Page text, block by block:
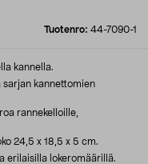
Tuotenro: 44-7090-1
kannella.
sarjan kannettomien
rannekelloille,
24,5 x 18,5 x 5 cm.
erilaisilla lokeromäärillä.